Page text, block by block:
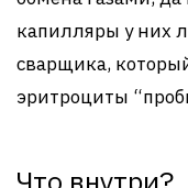
капилляры у них
сварщика,
эритроциты